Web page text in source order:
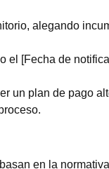
alegando
el [Fecha de
un plan de pago
en la